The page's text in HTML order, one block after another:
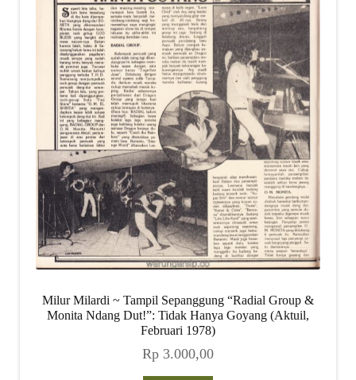
Milur Milardi ~ Tampil Sepanggung “Radial Group &
Monita Ndang Dut!”: Tidak Hanya Goyang (Aktuil,
Februari 1978)
Rp 3.000,00